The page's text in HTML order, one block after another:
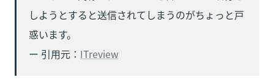
しようとすると送信されてしまうのがちょっと戸
惑います。
ー 引用元： ITreview